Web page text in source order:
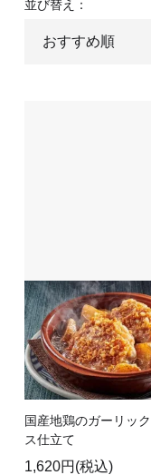
並び替え：
国産地鶏のガーリッ
ス仕立て
1,620円(税込)